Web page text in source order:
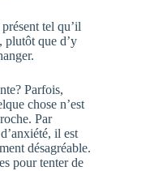
tel qu’il
plutôt que d’y
Parfois,
chose n’est
Par
il est
désagréable.
pour tenter de